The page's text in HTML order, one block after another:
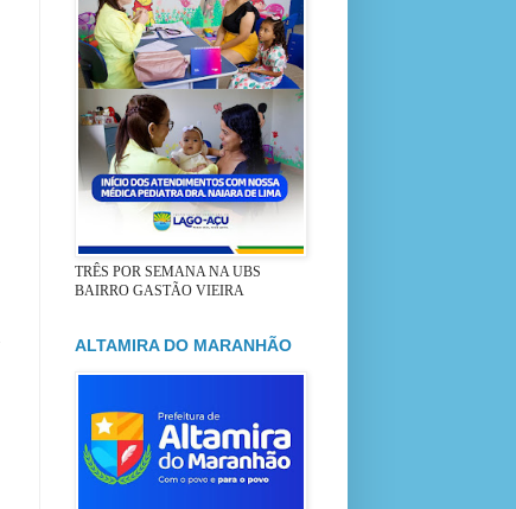
TRÊS POR SEMANA NA UBS
BAIRRO GASTÃO VIEIRA
ALTAMIRA DO MARANHÃO